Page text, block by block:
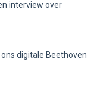
interview over
digitale Beethoven